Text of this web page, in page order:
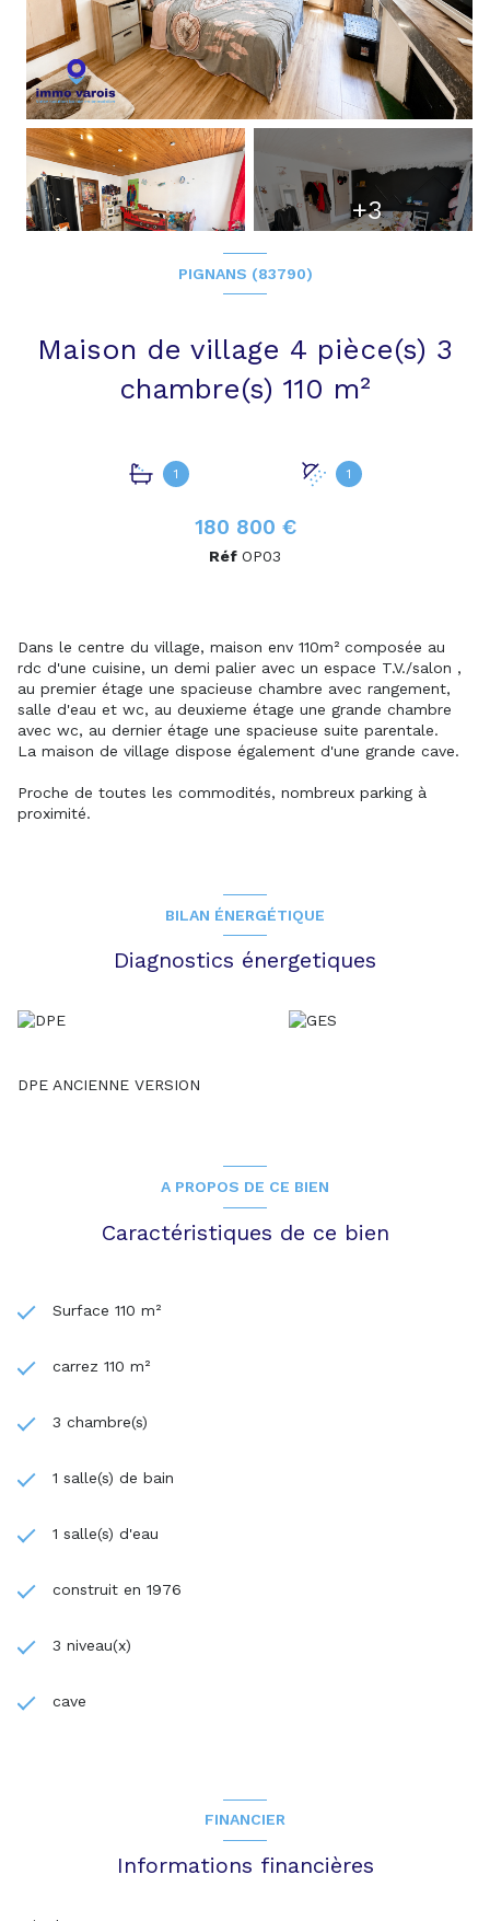
+3
PIGNANS (83790)
Maison de village 4 pièce(s) 3
chambre(s) 110 m²
1 1
180 800 €
Réf OP03
Dans le centre du village, maison env 110m² composée au
rdc d'une cuisine, un demi palier avec un espace T.V./salon ,
au premier étage une spacieuse chambre avec rangement,
salle d'eau et wc, au deuxieme étage une grande chambre
avec wc, au dernier étage une spacieuse suite parentale.
La maison de village dispose également d'une grande cave.
Proche de toutes les commodités, nombreux parking à
proximité.
BILAN ÉNERGÉTIQUE
Diagnostics énergetiques
DPE ANCIENNE VERSION
A PROPOS DE CE BIEN
Caractéristiques de ce bien
Surface 110 m²
carrez 110 m²
3 chambre(s)
1 salle(s) de bain
1 salle(s) d'eau
construit en 1976
3 niveau(x)
cave
FINANCIER
Informations financières